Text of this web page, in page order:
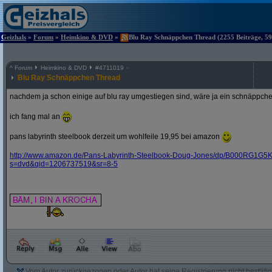
Geizhals » Forum » Heimkino & DVD » Blu Ray Schnäppchen Thread (2255 Beiträge,
^ Forum Heimkino & DVD #4711019
Blu Ray Schnäppchen Thread
nachdem ja schon einige auf blu ray umgestiegen sind, wäre ja ein
ich fang mal an
pans labyrinth steelbook derzeit um wohlfeile 19,95 bei amazon
http://www.amazon.de/Pans-Labyrinth-Steelbook-Doug-Jones/dp/
s=dvd&qid=1206737519&sr=8-5